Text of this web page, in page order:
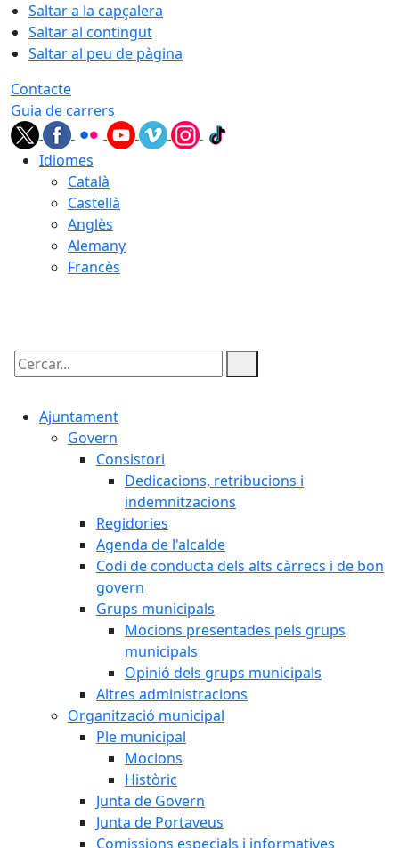
Saltar a la capçalera
Saltar al contingut
Saltar al peu de pàgina
Contacte
Guia de carrers
Idiomes
Català
Castellà
Anglès
Alemany
Francès
Cercar:
Ajuntament
Govern
Consistori
Dedicacions, retribucions i
indemnitzacions
Regidories
Agenda de l'alcalde
Codi de conducta dels alts càrrecs i de bon
govern
Grups municipals
Mocions presentades pels grups
municipals
Opinió dels grups municipals
Altres administracions
Organització municipal
Ple municipal
Mocions
Històric
Junta de Govern
Junta de Portaveus
Comissions especials i informatives